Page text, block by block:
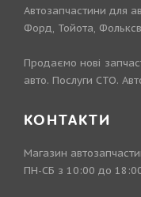
Автозапчастини для
Форд, Тойота,
Продаємо нові
авто. Послуги СТО.
КОНТАКТИ
Магазин
ПН-СБ з 10:00 до